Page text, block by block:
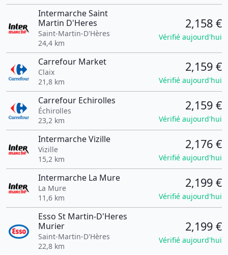
Intermarche Saint
Martin D'Heres
Saint-Martin-D'Hères
24,4 km
2,158 €
Vérifié aujourd'hui
Carrefour Market
Claix
21,8 km
2,159 €
Vérifié aujourd'hui
Carrefour Echirolles
Échirolles
23,2 km
2,159 €
Vérifié aujourd'hui
Intermarche Vizille
Vizille
15,2 km
2,176 €
Vérifié aujourd'hui
Intermarche La Mure
La Mure
11,6 km
2,199 €
Vérifié aujourd'hui
Esso St Martin-D'Heres
Murier
Saint-Martin-D'Hères
22,8 km
2,199 €
Vérifié aujourd'hui